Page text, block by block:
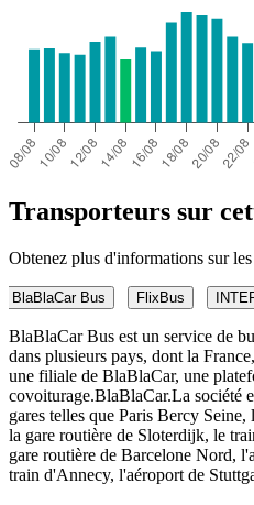
Transporteurs sur
Obtenez plus d'informations sur
BlaBlaCar Bus FlixBus
BlaBlaCar Bus est un service de
dans plusieurs pays, dont la
une filiale de BlaBlaCar, une
covoiturage.BlaBlaCar.La société
gares telles que Paris Bercy
la gare routière de Sloterdijk, le
gare routière de Barcelone Nord,
train d'Annecy, l'aéroport de